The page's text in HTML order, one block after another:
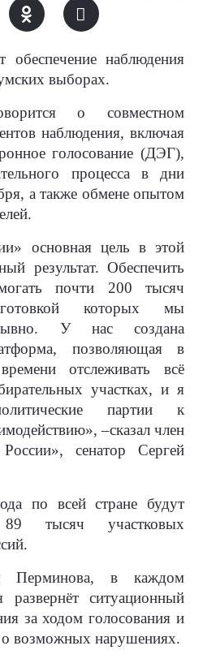
обеспечение наблюдения
выборах.
о совместном
наблюдения, включая
голосование (ДЭГ),
процесса в дни
а также обмене опытом
основная цель в этой
результат. Обеспечить
почти 200 тысяч
которых мы
У нас создана
позволяющая в
отслеживать всё
участках, и я
партии к
–сказал член
сенатор Сергей
по всей стране будут
тысяч участковых
Перминова, в каждом
ситуационный
за ходом голосования и
возможных нарушениях.